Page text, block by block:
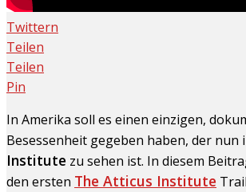
Twittern
Teilen
Teilen
Pin
In Amerika soll es einen einzigen,
Besessenheit gegeben haben, der
Institute zu sehen ist. In diesem
den ersten The Atticus Institute